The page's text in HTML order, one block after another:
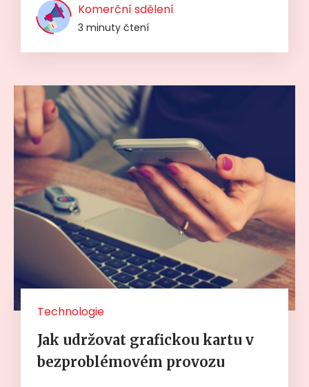
Komerční sdělení
3 minuty čtení
Technologie
Jak udržovat grafickou kartu v
bezproblémovém provozu